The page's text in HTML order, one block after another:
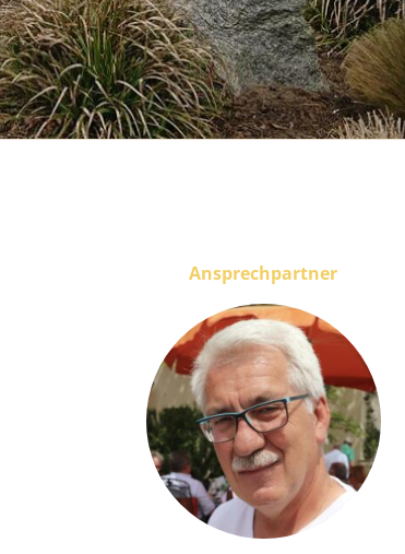
Ansprechpartner